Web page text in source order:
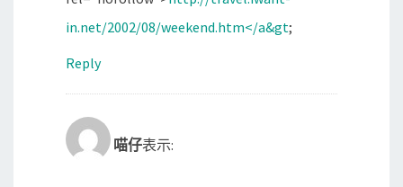
in.net/2002/08/weekend.htm</a&gt;
Reply
喵仔表示: